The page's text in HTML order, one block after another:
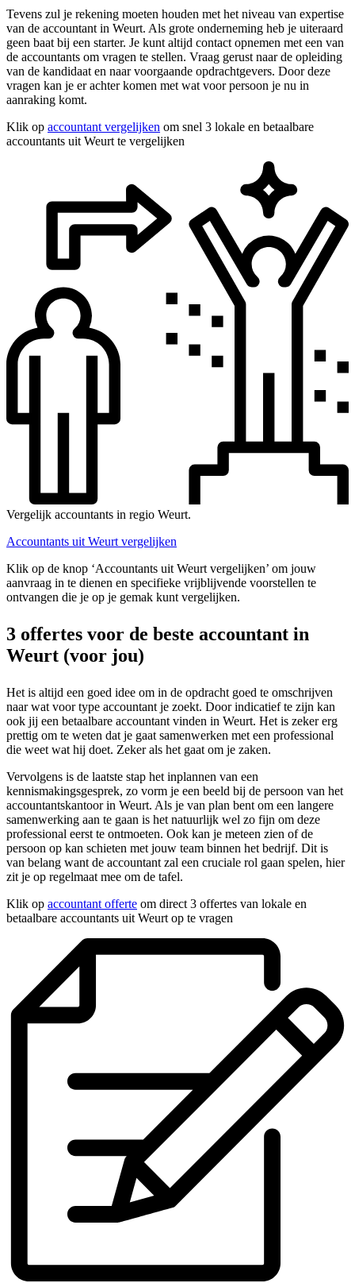
Tevens zul je rekening moeten houden met het niveau van expertise
van de accountant in Weurt. Als grote onderneming heb je uiteraard
geen baat bij een starter. Je kunt altijd contact opnemen met een van
de accountants om vragen te stellen. Vraag gerust naar de opleiding
van de kandidaat en naar voorgaande opdrachtgevers. Door deze
vragen kan je er achter komen met wat voor persoon je nu in
aanraking komt.
Klik op accountant vergelijken om snel 3 lokale en betaalbare
accountants uit Weurt te vergelijken
Vergelijk accountants in regio Weurt.
Accountants uit Weurt vergelijken
Klik op de knop ‘Accountants uit Weurt vergelijken’ om jouw
aanvraag in te dienen en specifieke vrijblijvende voorstellen te
ontvangen die je op je gemak kunt vergelijken.
3 offertes voor de beste accountant in
Weurt (voor jou)
Het is altijd een goed idee om in de opdracht goed te omschrijven
naar wat voor type accountant je zoekt. Door indicatief te zijn kan
ook jij een betaalbare accountant vinden in Weurt. Het is zeker erg
prettig om te weten dat je gaat samenwerken met een professional
die weet wat hij doet. Zeker als het gaat om je zaken.
Vervolgens is de laatste stap het inplannen van een
kennismakingsgesprek, zo vorm je een beeld bij de persoon van het
accountantskantoor in Weurt. Als je van plan bent om een langere
samenwerking aan te gaan is het natuurlijk wel zo fijn om deze
professional eerst te ontmoeten. Ook kan je meteen zien of de
persoon op kan schieten met jouw team binnen het bedrijf. Dit is
van belang want de accountant zal een cruciale rol gaan spelen, hier
zit je op regelmaat mee om de tafel.
Klik op accountant offerte om direct 3 offertes van lokale en
betaalbare accountants uit Weurt op te vragen